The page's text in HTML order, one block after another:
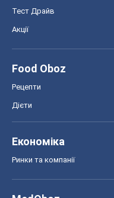
Тест Драйв
Акції
Food Oboz
Рецепти
Дієти
Економіка
Ринки та компанії